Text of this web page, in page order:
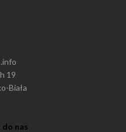
19
Biała
do nas